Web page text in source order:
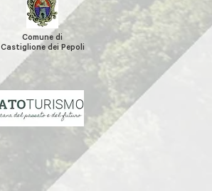
Comune di
Castiglione dei Pepoli